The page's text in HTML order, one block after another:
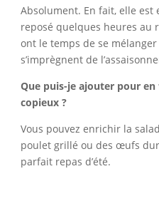
Absolument. En fait, elle
reposé quelques heures au
ont le temps de se
s’imprègnent de
Que puis-je ajouter pour
copieux ?
Vous pouvez enrichir la
poulet grillé ou des œufs
parfait repas d’été.